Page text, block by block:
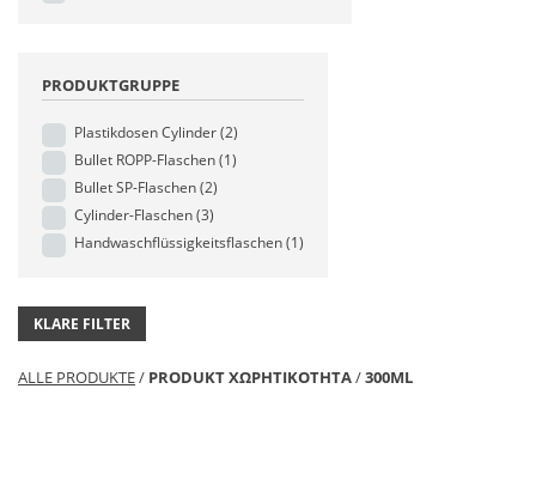
PRODUKTGRUPPE
Plastikdosen Cylinder(2)
Bullet ROPP-Flaschen(1)
Bullet SP-Flaschen(2)
Cylinder-Flaschen(3)
Handwaschflüssigkeitsflaschen(1)
KLARE FILTER
ALLE PRODUKTE/ PRODUKT ΧΩΡΗΤΙΚΟΤΗΤΑ/300ML